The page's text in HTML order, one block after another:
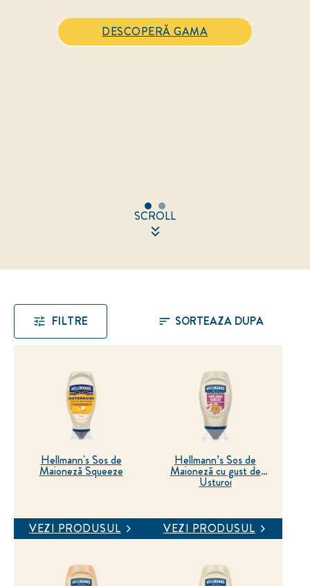
DESCOPERĂ GAMA
SCROLL
FILTRE
Hellmann's Sos de
Maioneză Squeeze
VEZI PRODUSUL
Hellmann’s Sos de
Maioneză cu gust de
Usturoi
VEZI PRODUSUL